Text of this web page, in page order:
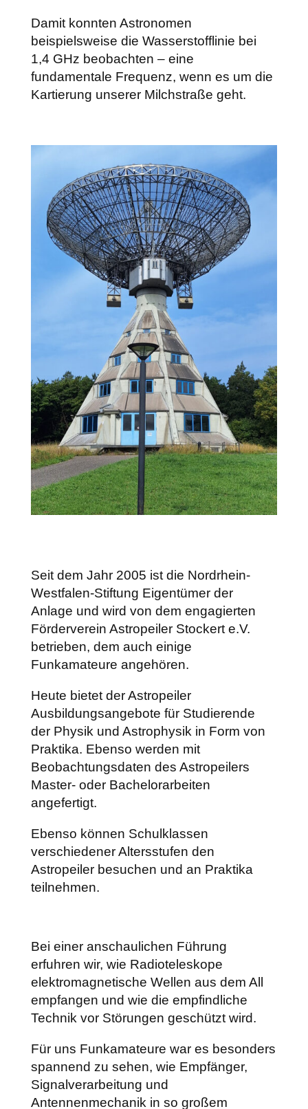
Damit konnten Astronomen
beispielsweise die Wasserstofflinie bei
1,4 GHz beobachten – eine
fundamentale Frequenz, wenn es um die
Kartierung unserer Milchstraße geht.
Seit dem Jahr 2005 ist die Nordrhein-
Westfalen-Stiftung Eigentümer der
Anlage und wird von dem engagierten
Förderverein Astropeiler Stockert e.V.
betrieben, dem auch einige
Funkamateure angehören.
Heute bietet der Astropeiler
Ausbildungsangebote für Studierende
der Physik und Astrophysik in Form von
Praktika. Ebenso werden mit
Beobachtungsdaten des Astropeilers
Master- oder Bachelorarbeiten
angefertigt.
Ebenso können Schulklassen
verschiedener Altersstufen den
Astropeiler besuchen und an Praktika
teilnehmen.
Bei einer anschaulichen Führung
erfuhren wir, wie Radioteleskope
elektromagnetische Wellen aus dem All
empfangen und wie die empfindliche
Technik vor Störungen geschützt wird.
Für uns Funkamateure war es besonders
spannend zu sehen, wie Empfänger,
Signalverarbeitung und
Antennenmechanik in so großem